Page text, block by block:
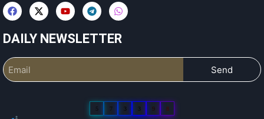
DAILY NEWSLETTER
Send
5 7 3 3 9 8